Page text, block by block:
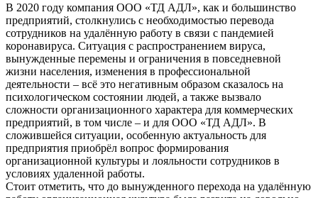
В 2020 году компания ООО «ТД АДЛ», как и большинство
предприятий, столкнулись с необходимостью перевода
сотрудников на удалённую работу в связи с пандемией
коронавируса. Ситуация с распространением вируса,
вынужденные перемены и ограничения в повседневной
жизни населения, изменения в профессиональной
деятельности – всё это негативным образом сказалось на
психологическом состоянии людей, а также вызвало
сложности организационного характера для коммерческих
предприятий, в том числе – и для ООО «ТД АДЛ». В
сложившейся ситуации, особенную актуальность для
предприятия приобрёл вопрос формирования
организационной культуры и лояльности сотрудников в
условиях удаленной работы.
Стоит отметить, что до вынужденного перехода на удалённую